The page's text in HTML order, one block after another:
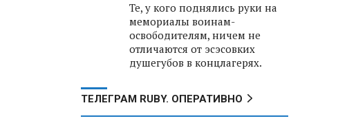
Те, у кого поднялись руки на
мемориалы воинам-
освободителям, ничем не
отличаются от эсэсовких
душегубов в концлагерях.
ТЕЛЕГРАМ RUBY. ОПЕРАТИВНО